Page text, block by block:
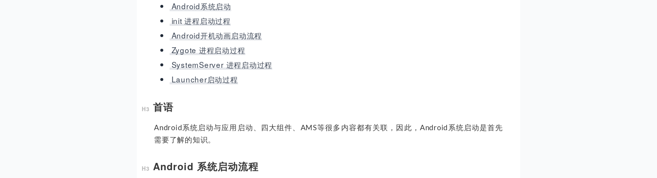
Android系统启动
init 进程启动过程
Android开机动画启动流程
Zygote 进程启动过程
SystemServer 进程启动过程
Launcher启动过程
首语
Android系统启动与应用启动、四大组件、AMS等很多内容都有关联，因此，Android系统启动是首先
需要了解的知识。
Android 系统启动流程